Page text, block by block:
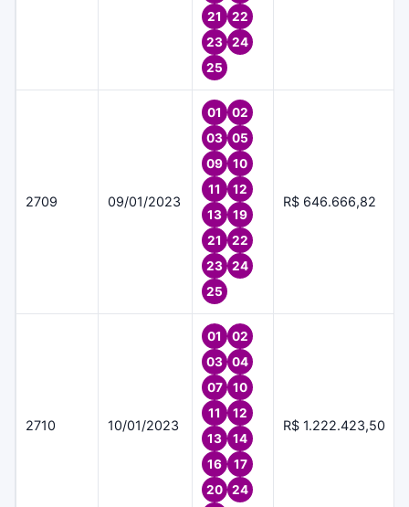
21
22
23
24
25
2709 09/01/2023
01
02
03
05
09
10
11
12
13
19
21
22
23
24
25
R$ 646.666,82
2710 10/01/2023
01
02
03
04
07
10
11
12
13
14
16
17
20
24
R$ 1.222.423,50